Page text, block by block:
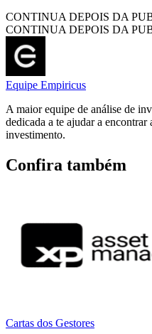
CONTINUA DEPOIS DA
CONTINUA DEPOIS DA
Equipe Empiricus
A maior equipe de análise de
dedicada a te ajudar a
investimento.
Confira também
Cartas dos Gestores